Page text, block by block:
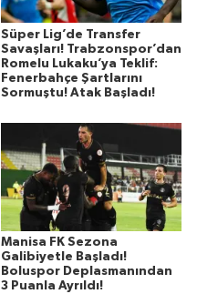
Süper Lig’de Transfer
Savaşları! Trabzonspor’dan
Romelu Lukaku’ya Teklif:
Fenerbahçe Şartlarını
Sormuştu! Atak Başladı!
Manisa FK Sezona
Galibiyetle Başladı!
Boluspor Deplasmanından
3 Puanla Ayrıldı!